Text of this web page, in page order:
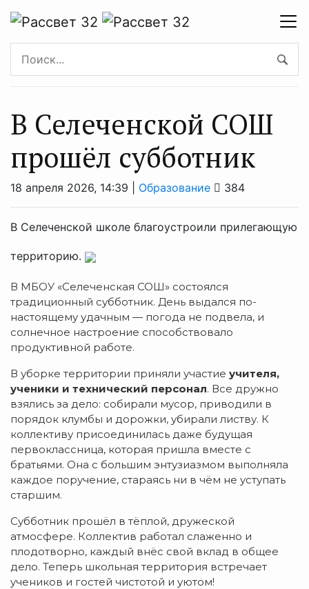
В Селеченской СОШ
прошёл субботник
18 апреля 2026, 14:39 | Образование 384
В Селеченской школе благоустроили прилегающую
территорию.
В МБОУ «Селеченская СОШ» состоялся
традиционный субботник. День выдался по-
настоящему удачным — погода не подвела, и
солнечное настроение способствовало
продуктивной работе.
В уборке территории приняли участие учителя,
ученики и технический персонал. Все дружно
взялись за дело: собирали мусор, приводили в
порядок клумбы и дорожки, убирали листву. К
коллективу присоединилась даже будущая
первоклассница, которая пришла вместе с
братьями. Она с большим энтузиазмом выполняла
каждое поручение, стараясь ни в чём не уступать
старшим.
Субботник прошёл в тёплой, дружеской
атмосфере. Коллектив работал слаженно и
плодотворно, каждый внёс свой вклад в общее
дело. Теперь школьная территория встречает
учеников и гостей чистотой и уютом!